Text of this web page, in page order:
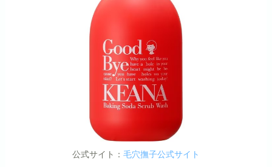
公式サイト： 毛穴撫子公式サイト